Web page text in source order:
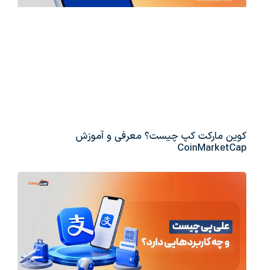
کوین مارکت کپ چیست؟ معرفی و آموزش
CoinMarketCap